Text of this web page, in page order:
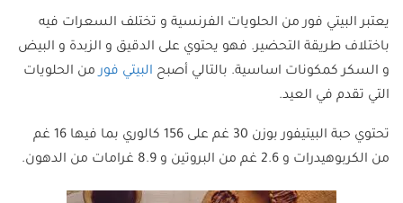
يعتبر البيتي فور من الحلويات الفرنسية و تختلف السعرات فيه
باختلاف طريقة التحضير. فهو يحتوي على الدقيق و الزبدة و البيض
و السكر كمكونات اساسية. بالتالي أصبح البيتي فورمن الحلويات
التي تقدم في العيد.
تحتوي حبة البيتيفور بوزن 30 غم على 156 كالوري بما فيها 16 غم
من الكربوهيدرات و 2.6 غم من البروتين و 8.9 غرامات من الدهون.